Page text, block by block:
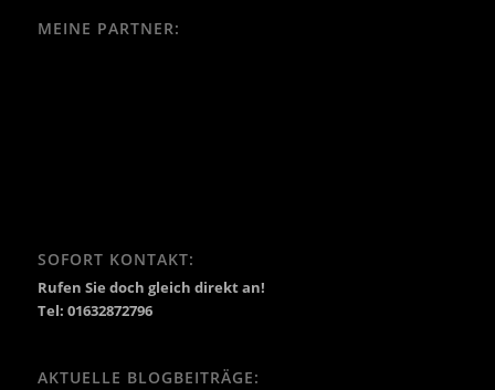
MEINE PARTNER:
SOFORT KONTAKT:
Rufen Sie doch gleich direkt an!
Tel: 01632872796
AKTUELLE BLOGBEITRÄGE: